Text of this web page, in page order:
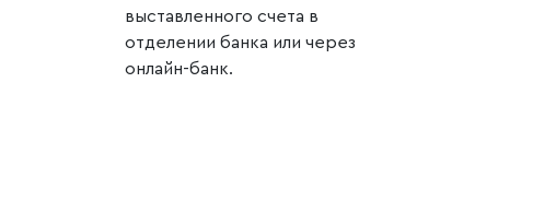
выставленного счета в
отделении банка или через
онлайн-банк.